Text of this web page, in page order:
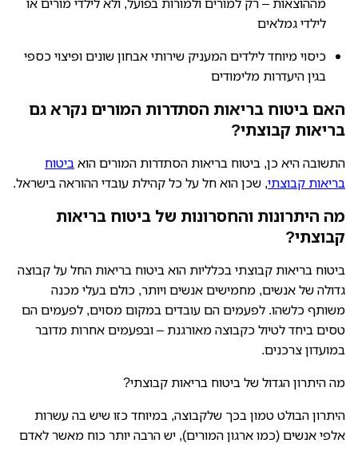
לילדי גמלאים
כיסוי מיוחד לילדים המעניק שירותי אבחון שונים ופיצוי כספי
בגין היעדרות מלימודים
האם ביטוח בריאות הסתדרות המורים נקרא גם
בריאות קבוצתי?
התשובה היא כן, ביטוח בריאות הסתדרות המורים הואביטוח
בריאות קבוצתי, שכן הוא חל על כל קהילת עובדי ההוראה בישראל.
מה היתרונות והחסרונות של ביטוח בריאות
קבוצתי?
ביטוח בריאות קבוצתי בכלליות הוא ביטוח בריאות החל על קבוצה
גדולה של אנשים, מחמישים אנשים ויותר, כולם בעלי מכנה
משותף כלשהו. לפעמים הם עובדים במקום מסוים, לפעמים הם
טסים ביחד לטיול כקבוצה מאורגנת – ובפעמים אחרות מדובר
במועדון צרכנים.
מה היתרון הגדול של ביטוח בריאות קבוצתי?
היתרון הבולט טמון בכך שלקבוצה, במיוחד כזו שיש בה עשרות
אלפי אנשים (כמו ארגון המורים), יש הרבה יותר כוח מאשר לאדם